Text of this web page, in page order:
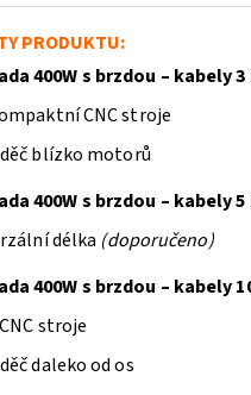
PRODUKTU:
400W s brzdou – kabely 3
CNC stroje
blízko motorů
400W s brzdou – kabely 5
délka (doporučeno)
400W s brzdou – kabely
stroje
daleko od os